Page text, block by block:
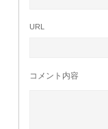
URL
コメント内容